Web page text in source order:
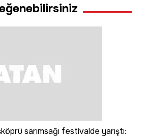
sarımsağı festivalde yarıştı: